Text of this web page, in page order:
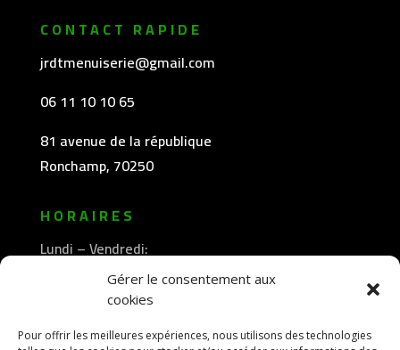
Gérer le consentement aux
cookies
Pour offrir les meilleures expériences, nous utilisons des technologies
CONTACT RAPIDE
jrdtmenuiserie@gmail.com
06 11 10 10 65
81 avenue de la république
Ronchamp, 70250
HORAIRES
Lundi – Vendredi:
8h30 -12h00
—————-
13h30 -18h00